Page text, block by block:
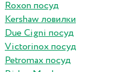
Roxon посуд
Kershaw ловилки
Due Cigni посуд
Victorinox посуд
Petromax посуд